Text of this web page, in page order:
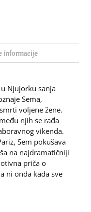
informacije
Njujorku sanja
Sema,
voljene žene.
njih se rađa
vikenda.
Sem pokušava
na najdramatičniji
priča o
ni onda kada sve